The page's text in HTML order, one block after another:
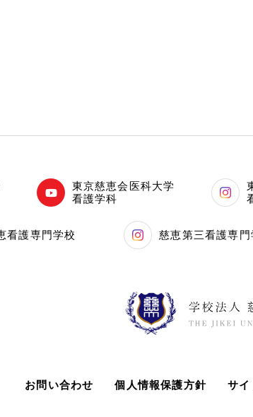
東京慈恵会医科大学
看護学科
看護専門学校 慈恵第三看護専門
お問い合わせ 個人情報保護方針 サイ